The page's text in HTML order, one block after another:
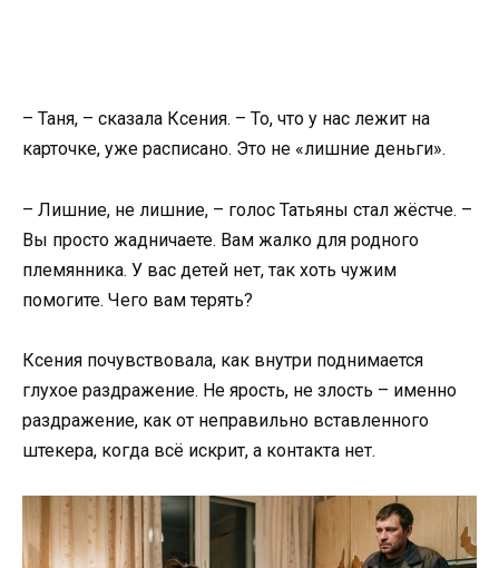
– Таня, – сказала Ксения. – То, что у нас лежит на
карточке, уже расписано. Это не «лишние деньги».
– Лишние, не лишние, – голос Татьяны стал жёстче. –
Вы просто жадничаете. Вам жалко для родного
племянника. У вас детей нет, так хоть чужим
помогите. Чего вам терять?
Ксения почувствовала, как внутри поднимается
глухое раздражение. Не ярость, не злость – именно
раздражение, как от неправильно вставленного
штекера, когда всё искрит, а контакта нет.